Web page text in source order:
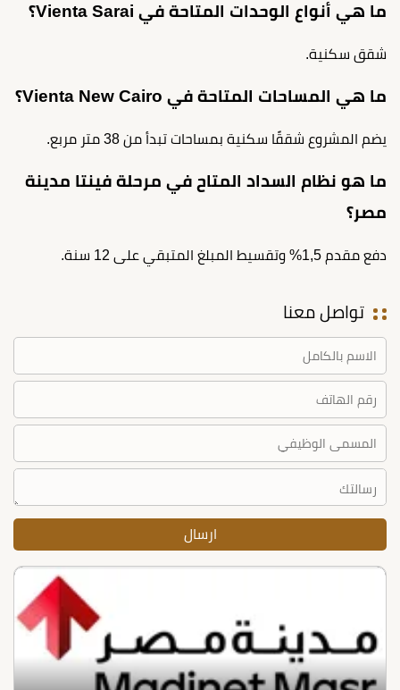
ما هي أنواع الوحدات المتاحة في Vienta Sarai؟
شقق سكنية.
ما هي المساحات المتاحة في Vienta New Cairo؟
يضم المشروع شققًا سكنية بمساحات تبدأ من 38 متر مربع.
ما هو نظام السداد المتاح في مرحلة فينتا مدينة
مصر؟
دفع مقدم 1,5% وتقسيط المبلغ المتبقي على 12 سنة.
تواصل معنا